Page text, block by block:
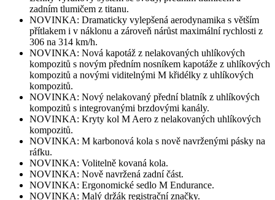
zadním tlumičem z titanu.
NOVINKA: Dramaticky vylepšená aerodynamika s větším
přítlakem i v náklonu a zároveň nárůst maximální rychlosti z
306 na 314 km/h.
NOVINKA: Nová kapotáž z nelakovaných uhlíkových
kompozitů s novým předním nosníkem kapotáže z uhlíkových
kompozitů a novými viditelnými M křidélky z uhlíkových
kompozitů.
NOVINKA: Nový nelakovaný přední blatník z uhlíkových
kompozitů s integrovanými brzdovými kanály.
NOVINKA: Kryty kol M Aero z nelakovaných uhlíkových
kompozitů.
NOVINKA: M karbonová kola s nově navrženými pásky na
ráfku.
NOVINKA: Volitelně kovaná kola.
NOVINKA: Nově navržená zadní část.
NOVINKA: Ergonomické sedlo M Endurance.
NOVINKA: Malý držák registrační značky.